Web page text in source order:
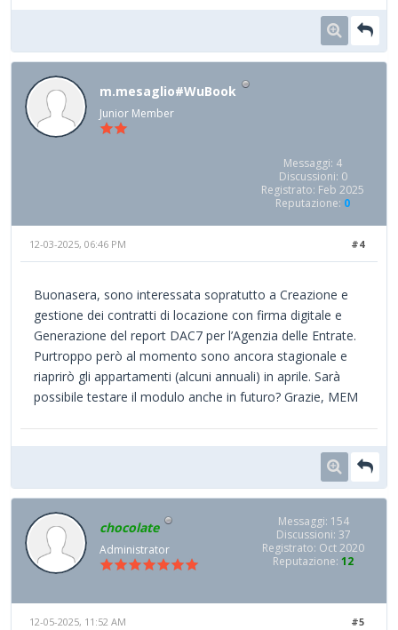
m.mesaglio#WuBook
Junior Member
Messaggi: 4
Discussioni: 0
Registrato: Feb 2025
Reputazione: 0
#4
12-03-2025, 06:46 PM
Buonasera, sono interessata sopratutto a Creazione e
gestione dei contratti di locazione con firma digitale e
Generazione del report DAC7 per l’Agenzia delle Entrate.
Purtroppo però al momento sono ancora stagionale e
riaprirò gli appartamenti (alcuni annuali) in aprile. Sarà
possibile testare il modulo anche in futuro? Grazie, MEM
chocolate
Administrator
Messaggi: 154
Discussioni: 37
Registrato: Oct 2020
Reputazione: 12
#5
12-05-2025, 11:52 AM